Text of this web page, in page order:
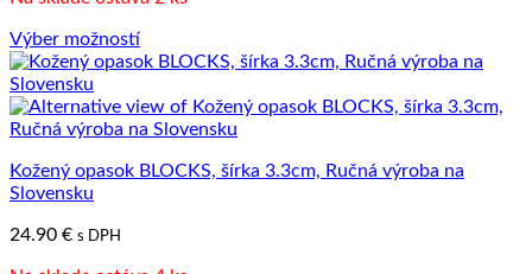
Výber možností
Tento
produkt
má
viacero
Možnosti
si
vybrať
Kožený opasok BLOCKS, šírka 3.3cm, Ručná výroba na
Slovensku
24.90 € s DPH